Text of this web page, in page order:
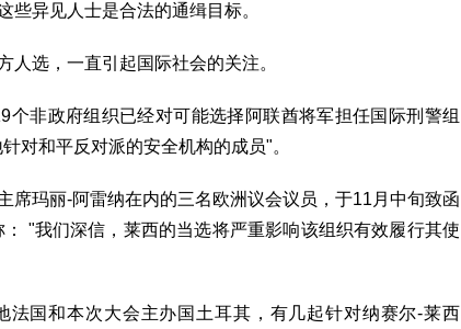
些异见人士是合法的通缉目标。
人选，一直引起国际社会的关注。
个非政府组织已经对可能选择阿联酋将军担任国际刑警组
对和平反对派的安全机构的成员"。
席玛丽-阿雷纳在内的三名欧洲议会议员，于11月中旬致函
"我们深信，莱西的当选将严重影响该组织有效履行其使
法国和本次大会主办国土耳其，有几起针对纳赛尔-莱西